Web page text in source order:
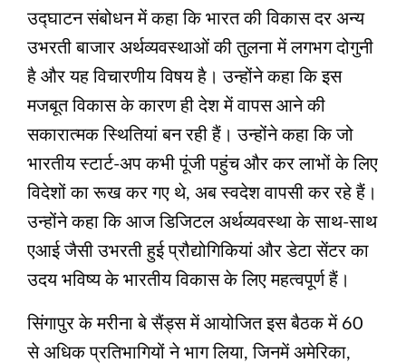
उद्घाटन संबोधन में कहा कि भारत की विकास दर अन्य
उभरती बाजार अर्थव्यवस्थाओं की तुलना में लगभग दोगुनी
है और यह विचारणीय विषय है। उन्होंने कहा कि इस
मजबूत विकास के कारण ही देश में वापस आने की
सकारात्मक स्थितियां बन रही हैं। उन्होंने कहा कि जो
भारतीय स्टार्ट-अप कभी पूंजी पहुंच और कर लाभों के लिए
विदेशों का रूख कर गए थे, अब स्वदेश वापसी कर रहे हैं।
उन्होंने कहा कि आज डिजिटल अर्थव्यवस्था के साथ-साथ
एआई जैसी उभरती हुई प्रौद्योगिकियां और डेटा सेंटर का
उदय भविष्य के भारतीय विकास के लिए महत्वपूर्ण हैं।
सिंगापुर के मरीना बे सैंड्स में आयोजित इस बैठक में 60
से अधिक प्रतिभागियों ने भाग लिया, जिनमें अमेरिका,